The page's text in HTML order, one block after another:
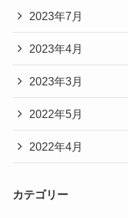
2023年7月
2023年4月
2023年3月
2022年5月
2022年4月
カテゴリー